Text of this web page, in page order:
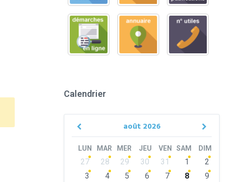
Calendrier
août 2026
Previous
Next
LUN MAR MER JEU VEN SAM DIM
Skip
calendar
days
27 28 29 30 31 1
2
3
4 5 6 7 8
9